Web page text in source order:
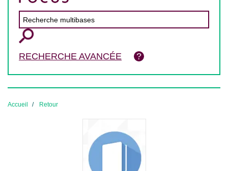
RECHERCHE AVANCÉE
Accueil Retour